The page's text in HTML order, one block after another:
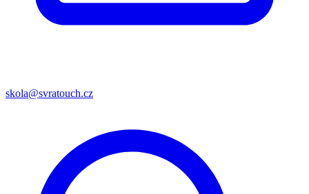
skola@svratouch.cz